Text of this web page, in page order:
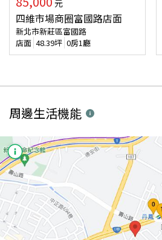
元
四維市場商圈富國路店面
新北市新莊區富國路
店面 48.39坪 0房1廳
周邊生活機能